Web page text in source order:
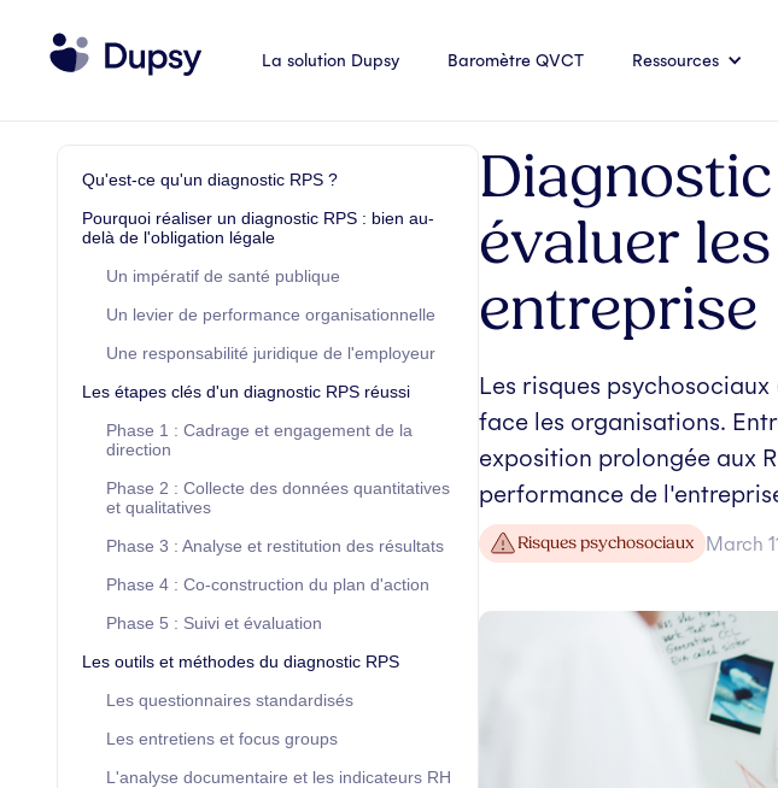
La solution Dupsy Baromètre QVCT Ressources
Qu'est-ce qu'un diagnostic RPS ?
Pourquoi réaliser un diagnostic RPS : bien au-
delà de l'obligation légale
Un impératif de santé publique
Un levier de performance organisationnelle
Une responsabilité juridique de l'employeur
Les étapes clés d'un diagnostic RPS réussi
Phase 1 : Cadrage et engagement de la
direction
Phase 2 : Collecte des données quantitatives
et qualitatives
Phase 3 : Analyse et restitution des résultats
Phase 4 : Co-construction du plan d'action
Phase 5 : Suivi et évaluation
Les outils et méthodes du diagnostic RPS
Les questionnaires standardisés
Les entretiens et focus groups
L'analyse documentaire et les indicateurs RH
évaluer
entreprise
Les risques
face les organisations.
exposition prolongée aux
performance de
Risques psychosociaux March